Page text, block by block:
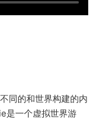
同的和世界构建的内
是一个虚拟世界游